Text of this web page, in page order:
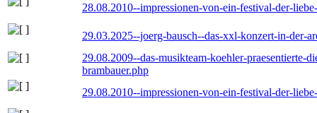
28.08.2010--impressionen-von-ein-festival-der-
29.03.2025--joerg-bausch--das-xxl-konzert-in-der-
29.08.2009--das-musikteam-koehler-praesentierte-
brambauer.php
29.08.2010--impressionen-von-ein-festival-der-